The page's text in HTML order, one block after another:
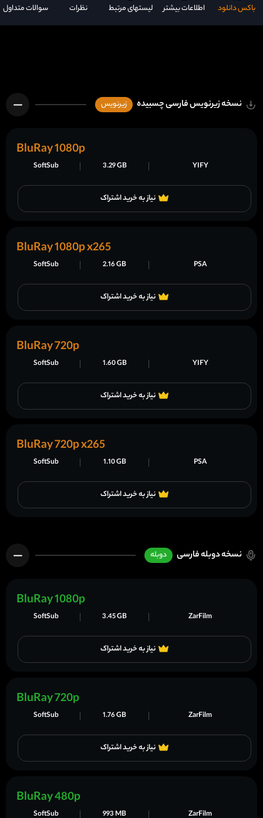
باکس دانلود اطلاعات بیشتر لیستهای مرتبط نظرات سوالات متداول
نسخه زیرنویس فارسی چسبیده زیرنویس
نیاز به خرید اشتراک
YIFY
3.29 GB
SoftSub
BluRay 1080p
نیاز به خرید اشتراک
PSA
2.16 GB
SoftSub
BluRay 1080p x265
نیاز به خرید اشتراک
YIFY
1.60 GB
SoftSub
BluRay 720p
نیاز به خرید اشتراک
PSA
1.10 GB
SoftSub
BluRay 720p x265
نسخه دوبله فارسی دوبله
نیاز به خرید اشتراک
ZarFilm
3.45 GB
SoftSub
BluRay 1080p
نیاز به خرید اشتراک
ZarFilm
1.76 GB
SoftSub
BluRay 720p
ZarFilm
993 MB
SoftSub
BluRay 480p